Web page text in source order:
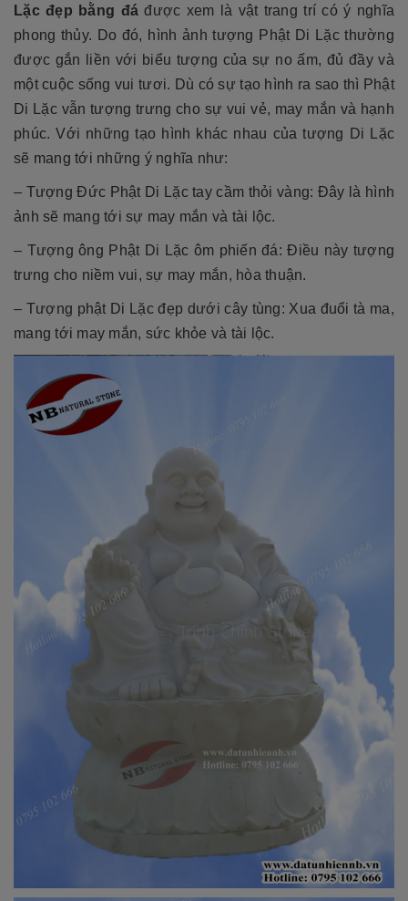
Lặc đẹp bằng đá được xem là vật trang trí có ý nghĩa
phong thủy. Do đó, hình ảnh tượng Phật Di Lặc thường
được gắn liền với biểu tượng của sự no ấm, đủ đầy và
một cuộc sống vui tươi. Dù có sự tạo hình ra sao thì Phật
Di Lặc vẫn tượng trưng cho sự vui vẻ, may mắn và hạnh
phúc. Với những tạo hình khác nhau của tượng Di Lặc
sẽ mang tới những ý nghĩa như:
– Tượng Đức Phật Di Lặc tay cầm thỏi vàng: Đây là hình
ảnh sẽ mang tới sự may mắn và tài lộc.
– Tượng ông Phật Di Lặc ôm phiến đá: Điều này tượng
trưng cho niềm vui, sự may mắn, hòa thuận.
– Tượng phật Di Lặc đẹp dưới cây tùng: Xua đuổi tà ma,
mang tới may mắn, sức khỏe và tài lộc.